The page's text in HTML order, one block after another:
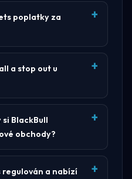
poplatky za
a stop out u
BlackBull
obchody?
regulován a nabízí